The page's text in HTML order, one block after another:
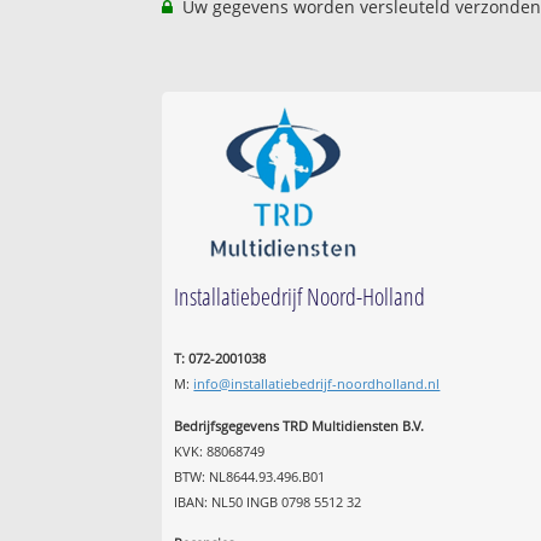
Uw gegevens worden versleuteld
Installatiebedrijf Noord-Holland
T: 072-2001038
M: info@installatiebedrijf-noordholland.nl
Bedrijfsgegevens TRD Multidiensten B.V.
KVK: 88068749
BTW: NL8644.93.496.B01
IBAN: NL50 INGB 0798 5512 32